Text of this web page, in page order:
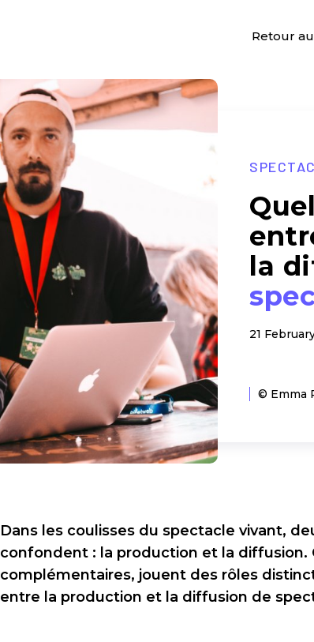
Retour
la
21
© Emma
Dans les coulisses du spectacle vivant,
confondent : la production et la diffusion.
complémentaires, jouent des rôles
entre la production et la diffusion de